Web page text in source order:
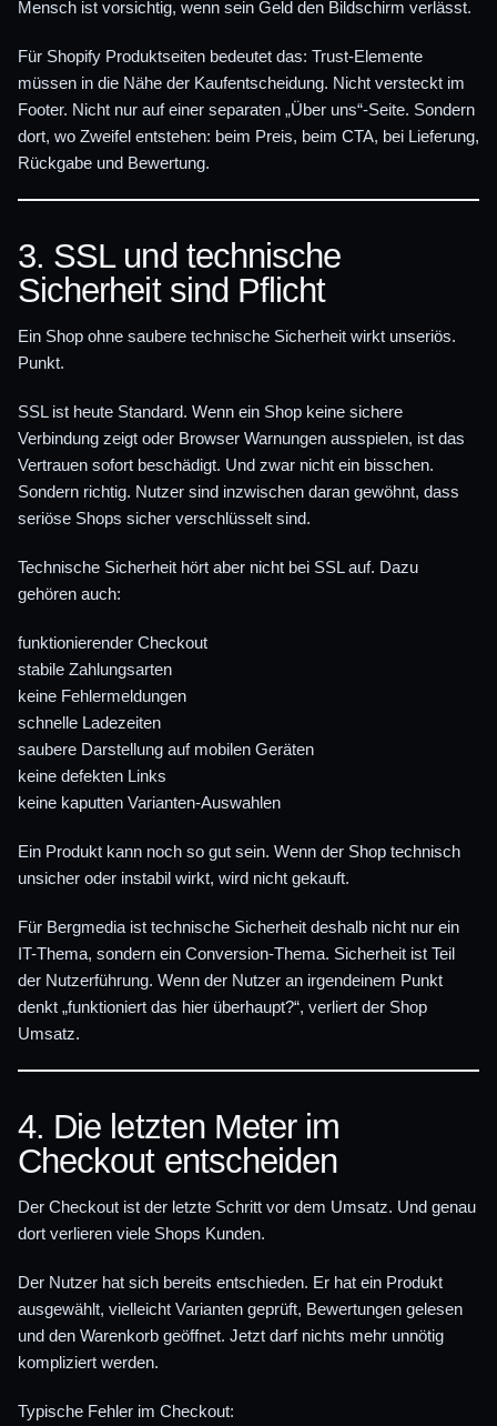
Mensch ist vorsichtig, wenn sein Geld den Bildschirm verlässt.
Für Shopify Produktseiten bedeutet das: Trust-Elemente
müssen in die Nähe der Kaufentscheidung. Nicht versteckt im
Footer. Nicht nur auf einer separaten „Über uns“-Seite. Sondern
dort, wo Zweifel entstehen: beim Preis, beim CTA, bei Lieferung,
Rückgabe und Bewertung.
3. SSL und technische
Sicherheit sind Pflicht
Ein Shop ohne saubere technische Sicherheit wirkt unseriös.
Punkt.
SSL ist heute Standard. Wenn ein Shop keine sichere
Verbindung zeigt oder Browser Warnungen ausspielen, ist das
Vertrauen sofort beschädigt. Und zwar nicht ein bisschen.
Sondern richtig. Nutzer sind inzwischen daran gewöhnt, dass
seriöse Shops sicher verschlüsselt sind.
Technische Sicherheit hört aber nicht bei SSL auf. Dazu
gehören auch:
funktionierender Checkout
stabile Zahlungsarten
keine Fehlermeldungen
schnelle Ladezeiten
saubere Darstellung auf mobilen Geräten
keine defekten Links
keine kaputten Varianten-Auswahlen
Ein Produkt kann noch so gut sein. Wenn der Shop technisch
unsicher oder instabil wirkt, wird nicht gekauft.
Für Bergmedia ist technische Sicherheit deshalb nicht nur ein
IT-Thema, sondern ein Conversion-Thema. Sicherheit ist Teil
der Nutzerführung. Wenn der Nutzer an irgendeinem Punkt
denkt „funktioniert das hier überhaupt?“, verliert der Shop
Umsatz.
4. Die letzten Meter im
Checkout entscheiden
Der Checkout ist der letzte Schritt vor dem Umsatz. Und genau
dort verlieren viele Shops Kunden.
Der Nutzer hat sich bereits entschieden. Er hat ein Produkt
ausgewählt, vielleicht Varianten geprüft, Bewertungen gelesen
und den Warenkorb geöffnet. Jetzt darf nichts mehr unnötig
kompliziert werden.
Typische Fehler im Checkout: